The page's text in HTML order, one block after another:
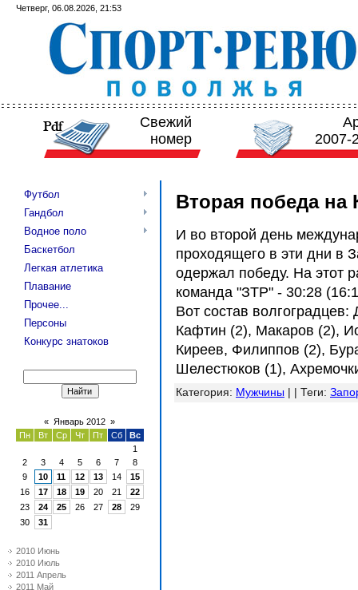
Четверг, 06.08.2026, 21:53
Свежий
номер
2007-
Футбол
Гандбол
Водное поло
Баскетбол
Легкая атлетика
Плавание
Прочее...
Персоны
Конкурс знатоков
« Январь 2012 »
Пн
Вт Ср Чт Пт Сб
Вс
1
2
3 4 5 6 7
8
9
10 11 12 13 14
15
16
17 18 19 20 21
22
23
24 25 26 27 28
29
30
31
2010 Июнь
2010 Июль
2011 Апрель
2011 Май
Вторая победа на
И во второй день
проходящего в эти дни в
одержал победу. На этот
команда "ЗТР" - 30:28
Вот состав
Кафтин (2), Макаров (2),
Киреев, Филиппов (2),
Шелестюков (1),
Категория: Мужчины | | Теги: